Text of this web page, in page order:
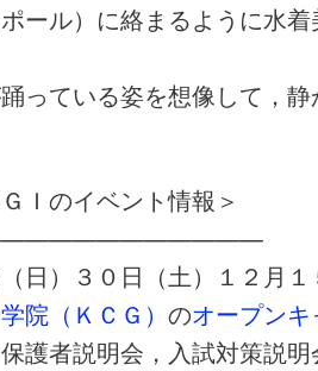
ール）に絡まるように水
っている姿を想像して，
Ｉのイベント情報＞
日）３０日（土）１２月
院（ＫＣＧ）のオープン
護者説明会，入試対策説